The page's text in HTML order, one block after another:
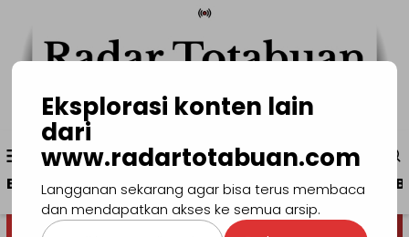
konten
Menu
Mobile
www.radartotabuan.com
Beranda Kotamobagu Bolmong Boltim
Eksplorasi konten lain
dari
www.radartotabuan.com
Langganan sekarang agar bisa terus membaca
dan mendapatkan akses ke semua arsip.
Ketikkan